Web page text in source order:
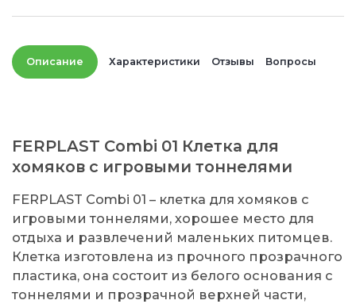
Описание Характеристики Отзывы Вопросы
FERPLAST Combi 01 Клетка для
хомяков с игровыми тоннелями
FERPLAST Combi 01 – клетка для хомяков с
игровыми тоннелями, хорошее место для
отдыха и развлечений маленьких питомцев.
Клетка изготовлена из прочного прозрачного
пластика, она состоит из белого основания с
тоннелями и прозрачной верхней части,